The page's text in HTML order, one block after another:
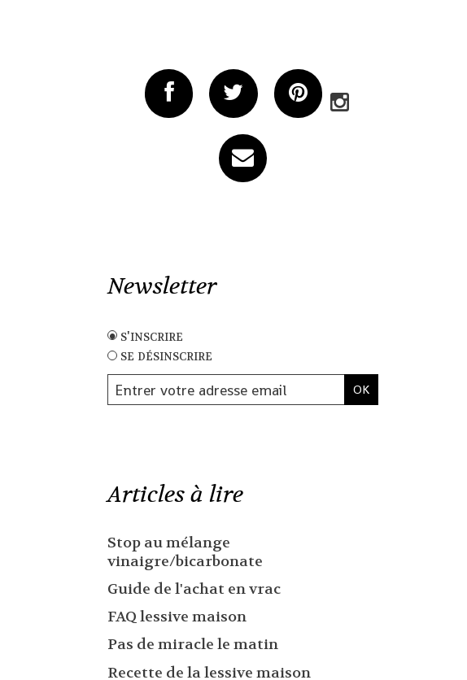
Newsletter
s'inscrire
se désinscrire
Articles à lire
Stop au mélange
vinaigre/bicarbonate
Guide de l'achat en vrac
FAQ lessive maison
Pas de miracle le matin
Recette de la lessive maison